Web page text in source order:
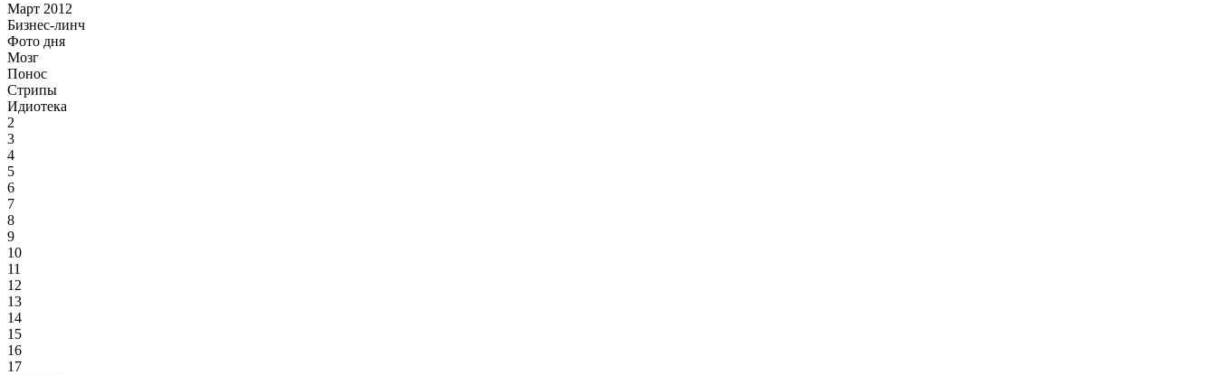
Март 2012
Бизнес-линч
Фото дня
Мозг
Понос
Стрипы
Идиотека
2
3
4
5
6
7
8
9
10
11
12
13
14
15
16
17